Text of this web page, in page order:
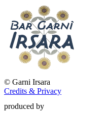
© Garni Irsara
Credits & Privacy
produced by